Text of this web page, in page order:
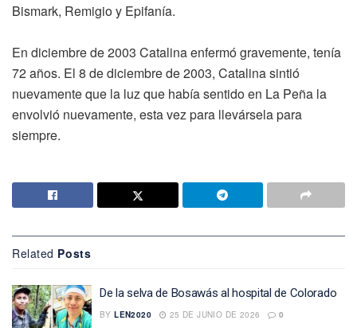
Bismark, Remigio y Epifanía.
En diciembre de 2003 Catalina enfermó gravemente, tenía
72 años. El 8 de diciembre de 2003, Catalina sintió
nuevamente que la luz que había sentido en La Peña la
envolvió nuevamente, esta vez para llevársela para
siempre.
Related Posts
De la selva de Bosawás al hospital de Colorado
BY LEN2020 25 DE JUNIO DE 2026 0